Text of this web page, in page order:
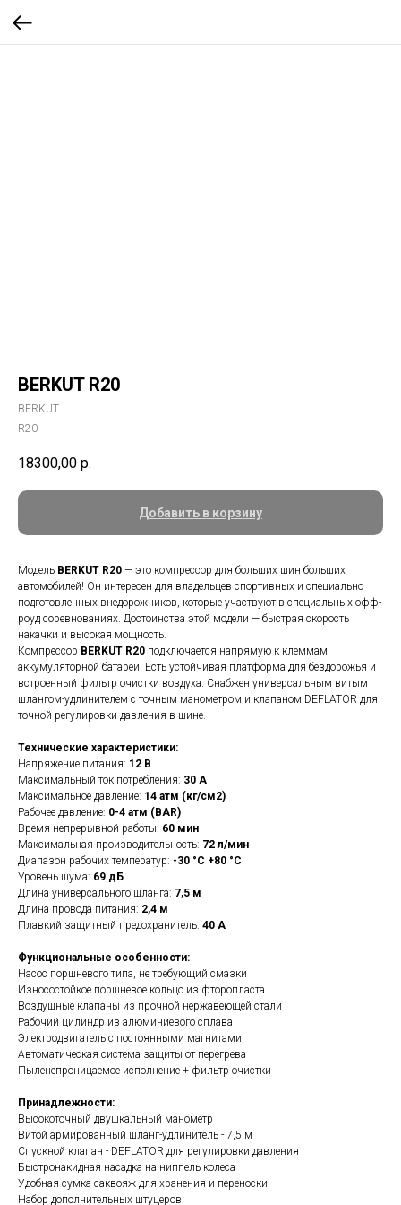
BERKUT R20
BERKUT
R20
18300,00 р.
Добавить в корзину
Модель BERKUT R20 — это компрессор для больших шин больших
автомобилей! Он интересен для владельцев спортивных и специально
подготовленных внедорожников, которые участвуют в специальных офф-
роуд соревнованиях. Достоинства этой модели — быстрая скорость
накачки и высокая мощность.
Компрессор BERKUT R20 подключается напрямую к клеммам
аккумуляторной батареи. Есть устойчивая платформа для бездорожья и
встроенный фильтр очистки воздуха. Снабжен универсальным витым
шлангом-удлинителем с точным манометром и клапаном DEFLATOR для
точной регулировки давления в шине.
Технические характеристики:
Напряжение питания: 12 В
Максимальный ток потребления: 30 A
Максимальное давление: 14 атм (кг/см2)
Рабочее давление: 0-4 атм (BAR)
Время непрерывной работы: 60 мин
Максимальная производительность: 72 л/мин
Диапазон рабочих температур: -30 °C +80 °C
Уровень шума: 69 дБ
Длина универсального шланга: 7,5 м
Длина провода питания: 2,4 м
Плавкий защитный предохранитель: 40 A
Функциональные особенности:
Насос поршневого типа, не требующий смазки
Износостойкое поршневое кольцо из фторопласта
Воздушные клапаны из прочной нержавеющей стали
Рабочий цилиндр из алюминиевого сплава
Электродвигатель с постоянными магнитами
Автоматическая система защиты от перегрева
Пыленепроницаемое исполнение + фильтр очистки
Принадлежности:
Высокоточный двушкальный манометр
Витой армированный шланг-удлинитель - 7,5 м
Спускной клапан - DEFLATOR для регулировки давления
Быстронакидная насадка на ниппель колеса
Удобная сумка-саквояж для хранения и переноски
Набор дополнительных штуцеров